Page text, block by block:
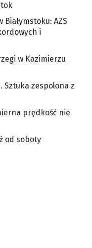
Białymstoku: AZS
i
w Kazimierzu
Sztuka zespolona z
prędkość nie
od soboty